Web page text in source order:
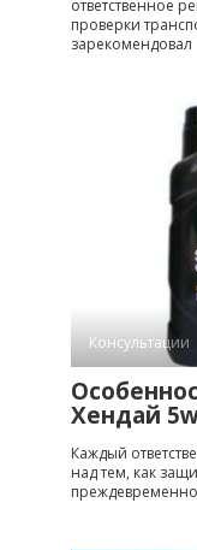
ответственное
проверки
зарекомендовал
Консультации
Хендай
Каждый
над тем, как